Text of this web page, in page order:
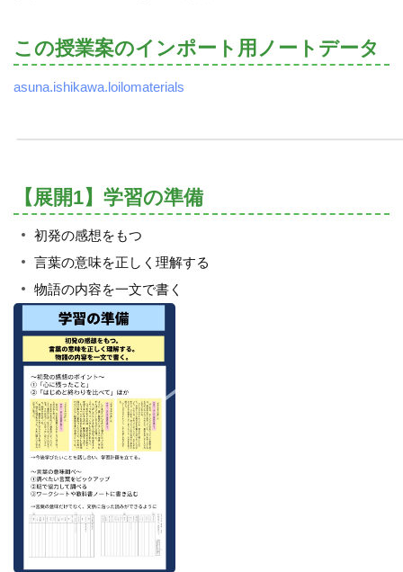
この授業案のインポート用ノートデータ
asuna.ishikawa.loilomaterials
【展開1】学習の準備
初発の感想をもつ
言葉の意味を正しく理解する
物語の内容を一文で書く